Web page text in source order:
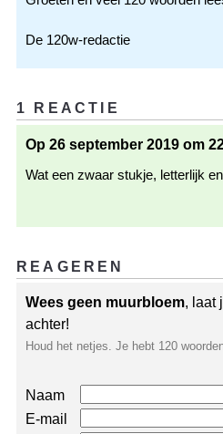
De 120w-redactie
1 REACTIE
Op 26 september 2019 om
Wat een zwaar stukje, letterlijk
REAGEREN
Wees geen muurbloem, laat
achter!
Houd het netjes. Je hebt 120
Naam
E-mail